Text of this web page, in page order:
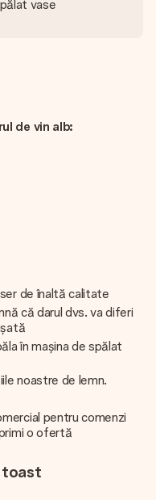
vase
de vin alb:
de înaltă calitate
că darul dvs. va diferi
în mașina de spălat
noastre de lemn.
pentru comenzi
o ofertă
toast